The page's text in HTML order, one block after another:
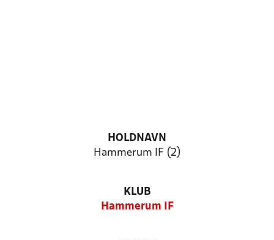
HOLDNAVN
Hammerum IF (2)
KLUB
Hammerum IF